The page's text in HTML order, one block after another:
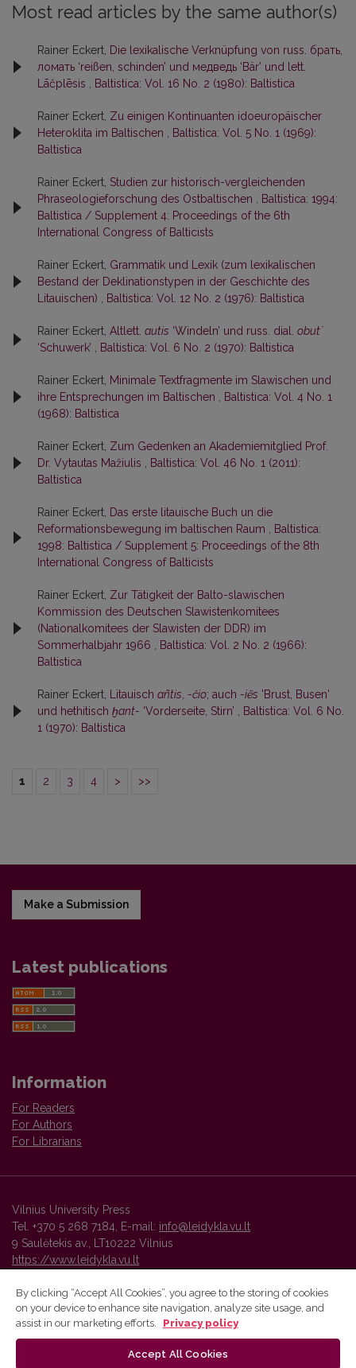
Most read articles by the same author(s)
Rainer Eckert, Die lexikalische Verknüpfung von russ. брать,
ломать ‘reißen, schinden’ und медведь ‘Bär’ und lett.
Lāčplēsis
Baltistica: Vol. 16 No. 2 (1980): Baltistica
Rainer Eckert, Zu einigen Kontinuanten idoeuropäischer
Heteroklita im Baltischen
Baltistica: Vol. 5 No. 1 (1969):
Baltistica
Rainer Eckert, Studien zur historisch-vergleichenden
Phraseologieforschung des Ostbaltischen
Baltistica: 1994:
Baltistica / Supplement 4: Proceedings of the 6th
International Congress of Balticists
Rainer Eckert, Grammatik und Lexik (zum lexikalischen
Bestand der Deklinationstypen in der Geschichte des
Litauischen)
Baltistica: Vol. 12 No. 2 (1976): Baltistica
Rainer Eckert, Altlett. autis ‘Windeln’ und russ. dial. obut´
‘Schuwerk’
Baltistica: Vol. 6 No. 2 (1970): Baltistica
Rainer Eckert, Minimale Textfragmente im Slawischen und
ihre Entsprechungen im Baltischen
Baltistica: Vol. 4 No. 1
(1968): Baltistica
Rainer Eckert, Zum Gedenken an Akademiemitglied Prof.
Dr. Vytautas Mažiulis
Baltistica: Vol. 46 No. 1 (2011):
Baltistica
Rainer Eckert, Das erste litauische Buch un die
Reformationsbewegung im baltischen Raum
Baltistica:
1998: Baltistica / Supplement 5: Proceedings of the 8th
International Congress of Balticists
Rainer Eckert, Zur Tätigkeit der Balto-slawischen
Kommission des Deutschen Slawistenkomitees
(Nationalkomitees der Slawisten der DDR) im
Sommerhalbjahr 1966
Baltistica: Vol. 2 No. 2 (1966):
Baltistica
Rainer Eckert, Litauisch añtis -čio; auch -iẽs 'Brust, Busen'
und hethitisch ḫant- ‘Vorderseite, Stirn’
Baltistica: Vol. 6 No.
1 (1970): Baltistica
1 2 3 4 > >>
Make a Submission
Latest publications
Information
For Readers
For Authors
For Librarians
Vilnius University Press
Tel. +370 5 268 7184, E-mail: info@leidykla.vu.lt
9 Saulėtekis av., LT10222 Vilnius
https://www.leidykla.vu.lt
Vilnius University Press platform and metadata are distributed by
By clicking “Accept All Cookies”, you agree to the storing of cookies
on your device to enhance site navigation, analyze site usage, and
assist in our marketing efforts.
Privacy policy
Accept All Cookies